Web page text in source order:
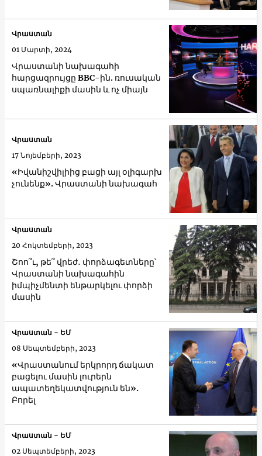
Վրաստանի նախագահի
հարցազրույցը BBC-ին. ռուսական
սպառնալիքի մասին և ոչ միայն
Վրաստան
01 Մարտի, 2024
«Իվանիշվիլիից բացի այլ օլիգարխ
չունենք». Վրաստանի նախագահ
Վրաստան
17 Նոյեմբերի, 2023
Շոո՞ւ, թե՞ վրեժ․ փորձագետները՝
Վրաստանի նախագահին
իմպիչմենտի ենթարկելու փորձի
մասին
Վրաստան
20 Հոկտեմբերի, 2023
«Վրաստանում երկրորդ ճակատ
բացելու մասին լուրերն
ապատեղեկատվություն են».
Բորել
Վրաստան - ԵՄ
08 Սեպտեմբերի, 2023
Վրաստան - ԵՄ
02 Սեպտեմբերի, 2023